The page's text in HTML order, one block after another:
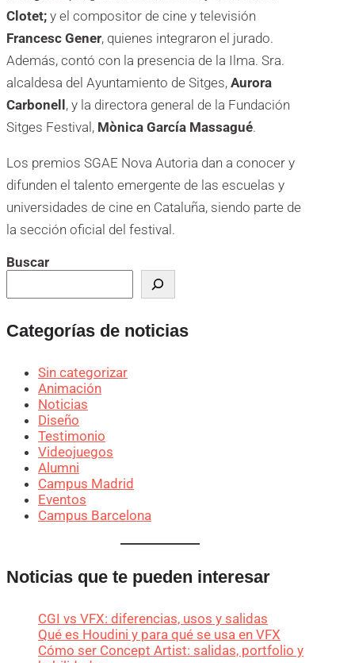
Clotet; y el compositor de cine y televisión
Francesc Gener, quienes integraron el jurado.
Además, contó con la presencia de la Ilma. Sra.
alcaldesa del Ayuntamiento de Sitges, Aurora
Carbonell , y la directora general de la Fundación
Sitges Festival, Mònica García Massagué.
Los premios SGAE Nova Autoria dan a conocer y
difunden el talento emergente de las escuelas y
universidades de cine en Cataluña, siendo parte de
la sección oficial del festival.
Buscar
Categorías de noticias
Sin categorizar
Animación
Noticias
Diseño
Testimonio
Videojuegos
Alumni
Campus Madrid
Eventos
Campus Barcelona
Noticias que te pueden interesar
CGI vs VFX: diferencias, usos y salidas
Qué es Houdini y para qué se usa en VFX
Cómo ser Concept Artist: salidas, portfolio y